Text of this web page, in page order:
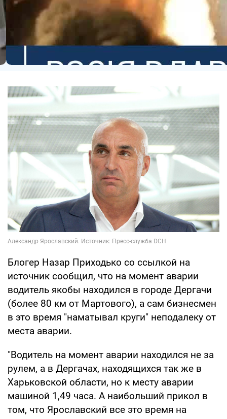
Блогер Назар Приходько со ссылкой на
источник сообщил, что на момент аварии
водитель якобы находился в городе Дергачи
(более 80 км от Мартового), а сам бизнесмен
в это время "наматывал круги" неподалеку от
места аварии.
"Водитель на момент аварии находился не за
рулем, а в Дергачах, находящихся так же в
Харьковской области, но к месту аварии
машиной 1,49 часа. А наибольший прикол в
том, что Ярославский все это время на